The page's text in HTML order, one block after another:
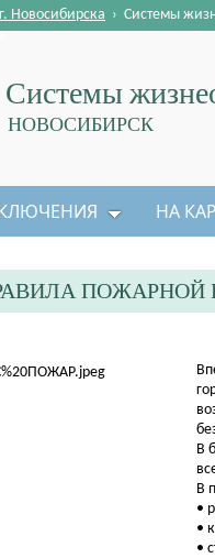
Системы
НОВОСИБИРСК
Новосибирска › Системы
НА
ПОЖАРНОЙ
В
В
•
•
•